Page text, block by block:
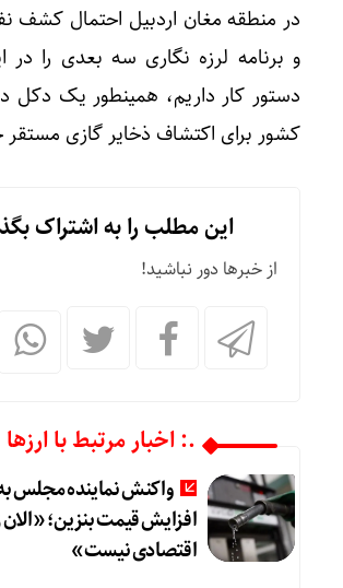
در منطقه مغان اردبیل احتمال کشف
و برنامه لرزه نگاری سه بعدی را در
دستور کار داریم، همینطور یک
کشور برای اکتشاف ذخایر گازی
این مطلب را به اشتراک
از خبرها دور نباشید!
.: اخبار مرتبط با
واکنش نماینده مجلس
افزایش قیمت بنزین؛
اقتصادی نیست»